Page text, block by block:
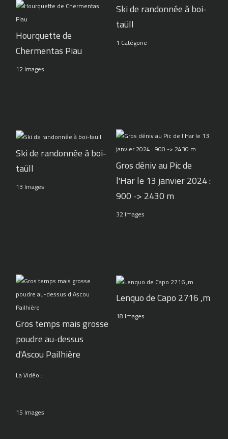
Hourquette de
Chermentas Piau
12 Images
Ski de randonnée à boi-
taüll
1 Catégorie
Ski de randonnée à boi-
taüll
13 Images
Gros déniv au Pic de
l'Har le 13 janvier 2024 :
900 -> 2430 m
32 Images
Gros temps mais grosse
poudre au-dessus
d'Ascou Pailhière
La Vidéo :
15 Images
Lenquo de Capo 2716 ,m
18 Images